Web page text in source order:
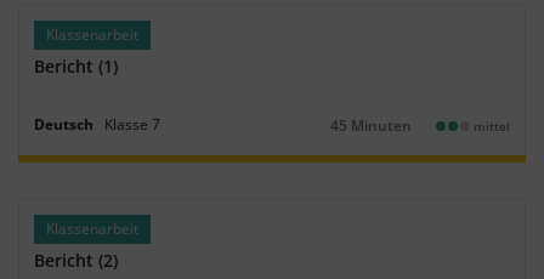
Klassenarbeit
Bericht (1)
Deutsch Klasse 7
Dauer:
45 Minuten mittel
Klassenarbeit
Bericht (2)